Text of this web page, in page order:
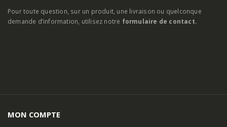
Pour toute question, sur un produit, une livraison ou quelconque
demande d’information, utilisez notre formulaire de contact.
MON COMPTE